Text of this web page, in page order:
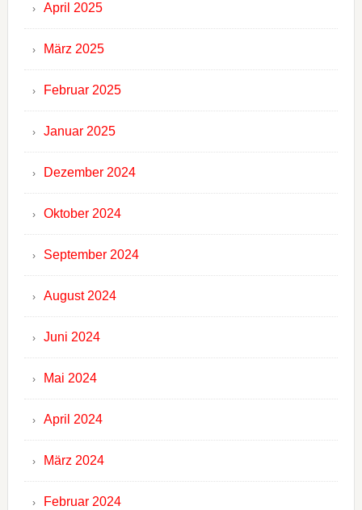
April 2025
März 2025
Februar 2025
Januar 2025
Dezember 2024
Oktober 2024
September 2024
August 2024
Juni 2024
Mai 2024
April 2024
März 2024
Februar 2024